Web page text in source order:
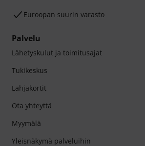
Euroopan suurin varasto
Palvelu
Lähetyskulut ja toimitusajat
Tukikeskus
Lahjakortit
Ota yhteyttä
Myymälä
Yleisnäkymä palveluihin